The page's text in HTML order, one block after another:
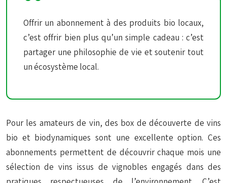
Offrir un abonnement à des produits bio locaux,
c’est offrir bien plus qu’un simple cadeau : c’est
partager une philosophie de vie et soutenir tout
un écosystème local.
Pour les amateurs de vin, des box de découverte de vins
bio et biodynamiques sont une excellente option. Ces
abonnements permettent de découvrir chaque mois une
sélection de vins issus de vignobles engagés dans des